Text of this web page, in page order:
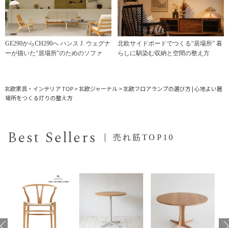
GE290からCH290へ ハンス J. ウェグナ
ーが描いた“居場所”のためのソファ
北欧サイドボードでつくる“居場所” 暮
らしに馴染む収納と空間の整え方
北欧家具・インテリア TOP>北欧ジャーナル>北欧フロアランプの選び方 | 心地よい居
場所をつくる灯りの整え方
Best Sellers 売れ筋TOP10